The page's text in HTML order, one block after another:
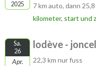
2025
7 km auto, dann
kilometer, start und
Sa.
26
Apr.
lodève -
22,3 km nur fuss